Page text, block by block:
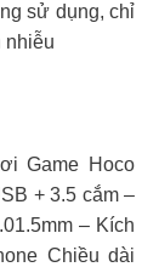
sử dụng, chỉ
nhiễu
Game Hoco
+ 3.5 cắm –
– Kích
Chiều dài